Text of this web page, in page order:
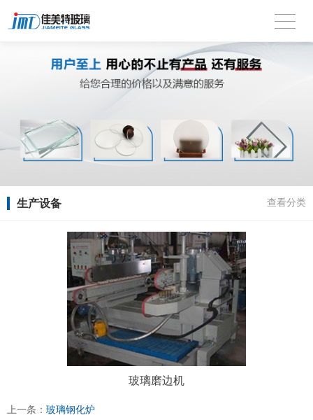
生产设备 查看分类
玻璃磨边机
上一条： 玻璃钢化炉